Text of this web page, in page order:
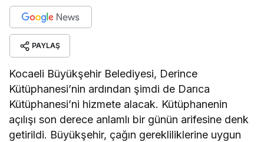
PAYLAŞ
Kocaeli Büyükşehir Belediyesi, Derince
Kütüphanesi’nin ardından şimdi de Darıca
Kütüphanesi’ni hizmete alacak. Kütüphanenin
açılışı son derece anlamlı bir günün arifesine denk
getirildi. Büyükşehir, çağın gerekliliklerine uygun